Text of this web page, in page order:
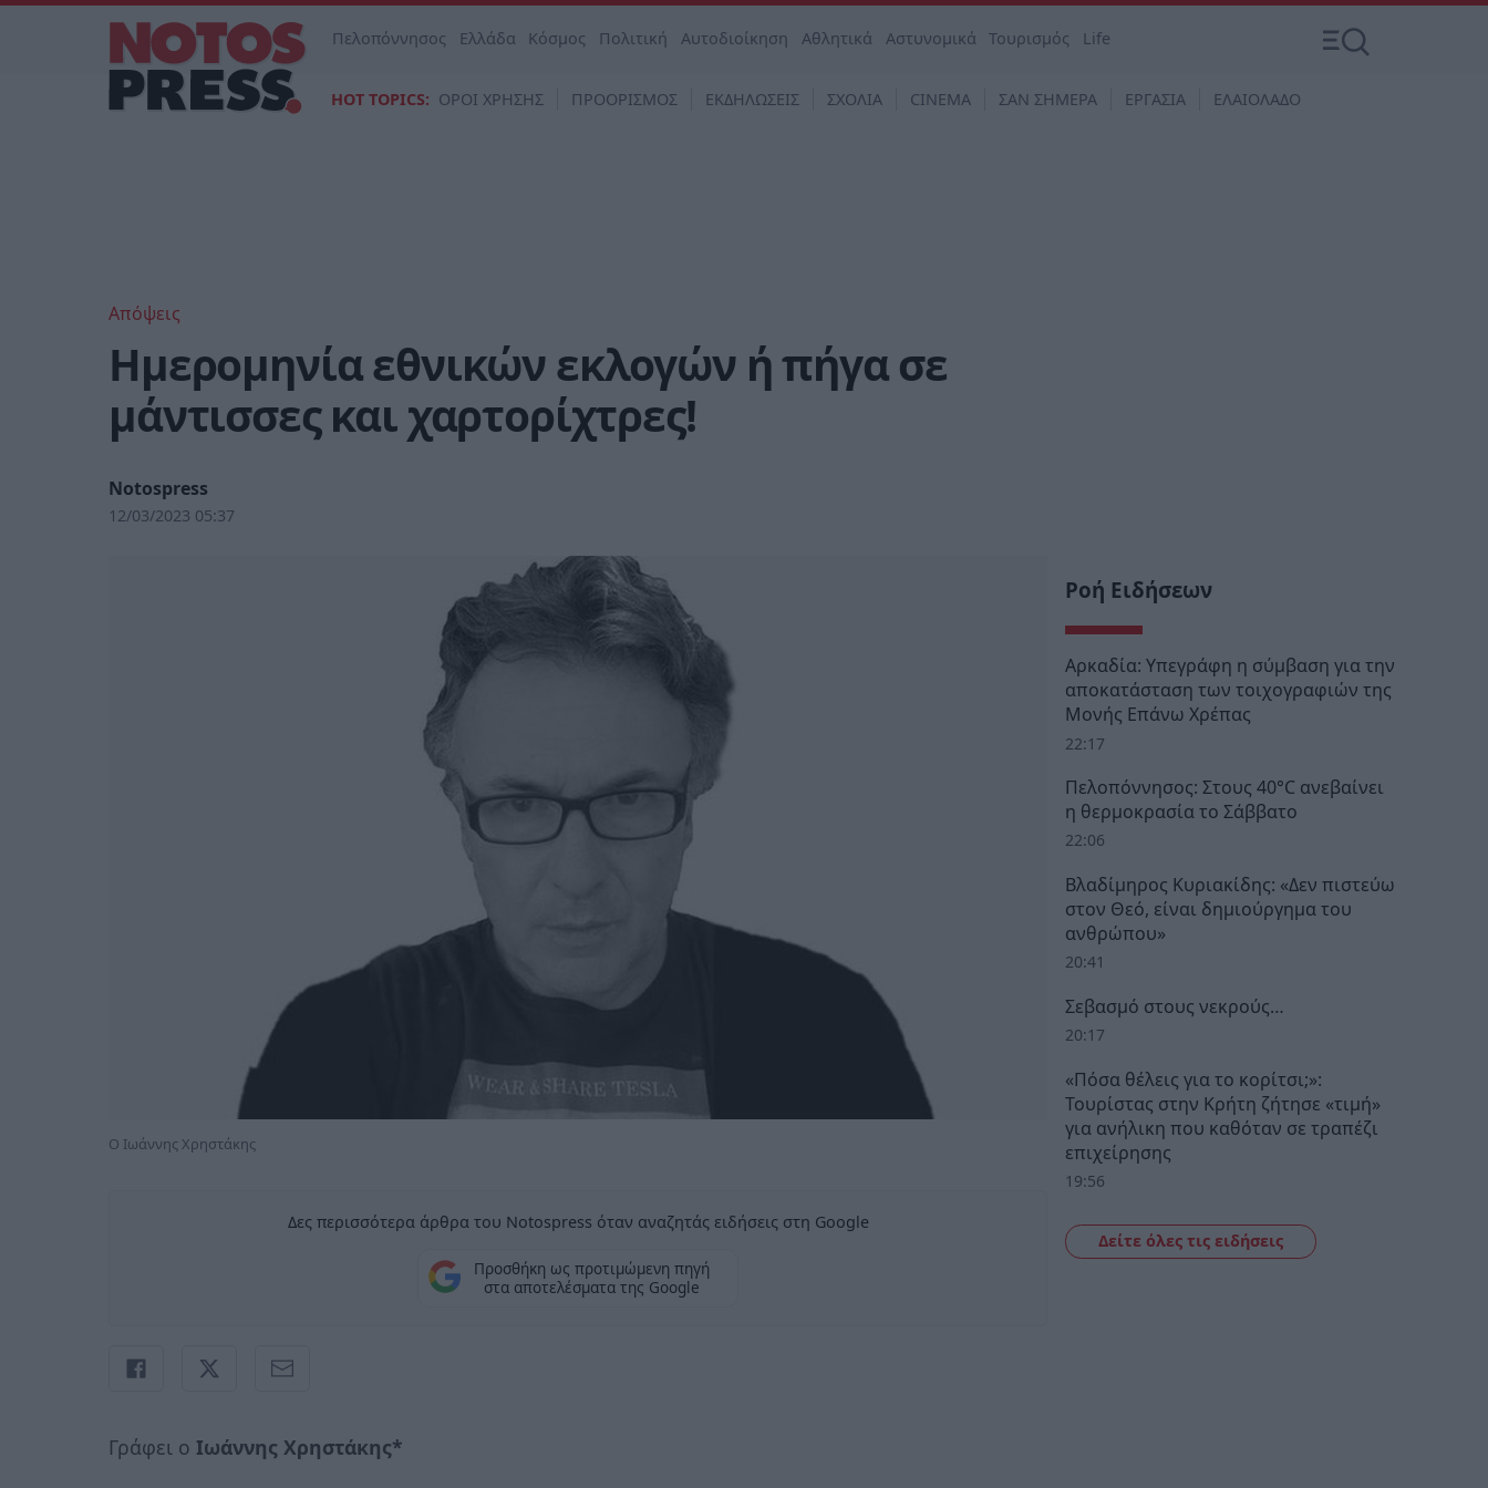
Πελοπόννησος Ελλάδα Κόσμος Πολιτική Αυτοδιοίκηση Αθλητικά Αστυνομικά Τουρισμός Life
HOT TOPICS: ΟΡΟΙ ΧΡΗΣΗΣ ΠΡΟΟΡΙΣΜΟΣ ΕΚΔΗΛΩΣΕΙΣ ΣΧΟΛΙΑ CINEMA ΣΑΝ ΣΗΜΕΡΑ ΕΡΓΑΣΙΑ ΕΛΑΙΟΛΑΔΟ
Απόψεις
Ημερομηνία εθνικών εκλογών ή πήγα σε
μάντισσες και χαρτορίχτρες!
Notospress
12/03/2023 05:37
Ο Ιωάννης Χρηστάκης
Δες περισσότερα άρθρα του Notospress όταν αναζητάς ειδήσεις στη Google
Προσθήκη ως προτιμώμενη πηγή
στα αποτελέσματα της Google
Γράφει ο Ιωάννης Χρηστάκης*
Ροή Ειδήσεων
Αρκαδία: Υπεγράφη η σύμβαση για την
αποκατάσταση των τοιχογραφιών της
Μονής Επάνω Χρέπας
22:17
Πελοπόννησος: Στους 40°C ανεβαίνει
η θερμοκρασία το Σάββατο
22:06
Βλαδίμηρος Κυριακίδης: «Δεν πιστεύω
στον Θεό, είναι δημιούργημα του
ανθρώπου»
20:41
Σεβασμό στους νεκρούς…
20:17
«Πόσα θέλεις για το κορίτσι;»:
Τουρίστας στην Κρήτη ζήτησε «τιμή»
για ανήλικη που καθόταν σε τραπέζι
επιχείρησης
19:56
Δείτε όλες τις ειδήσεις